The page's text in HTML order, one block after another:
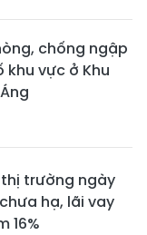
chống ngập
vực ở Khu
trường ngày
hạ, lãi vay
16%